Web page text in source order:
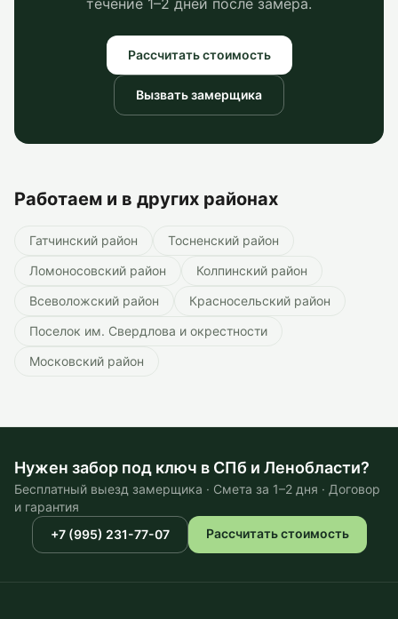
течение 1–2 дней после замера.
Рассчитать стоимость
Вызвать замерщика
Работаем и в других районах
Гатчинский район
Тосненский район
Ломоносовский район
Колпинский район
Всеволожский район
Красносельский район
Поселок им. Свердлова и окрестности
Московский район
Нужен забор под ключ в СПб и Ленобласти?
Бесплатный выезд замерщика · Смета за 1–2 дня · Договор
и гарантия
+7 (995) 231-77-07
Рассчитать стоимость